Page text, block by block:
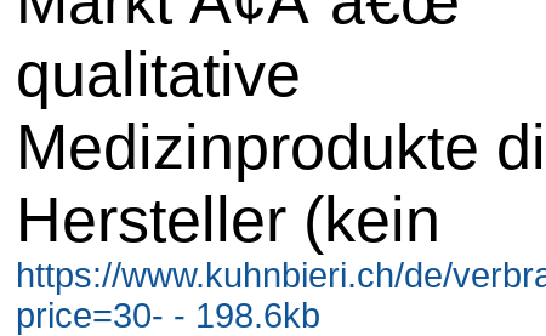
qualitative
Medizinprodukte
Hersteller (kein
https://www.kuhnbieri.ch/de/
price=30- - 198.6kb